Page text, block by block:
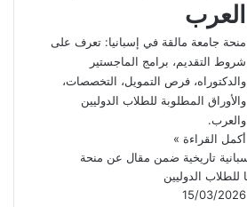
العرب
منحة جامعة مالقة في إسبانيا: تعرف على
شروط التقديم، برامج الماجستير
والدكتوراه، فرص التمويل، التخصصات،
والأوراق المطلوبة للطلاب الدوليين
والعرب.
أكمل القراءة »
15/03/2026